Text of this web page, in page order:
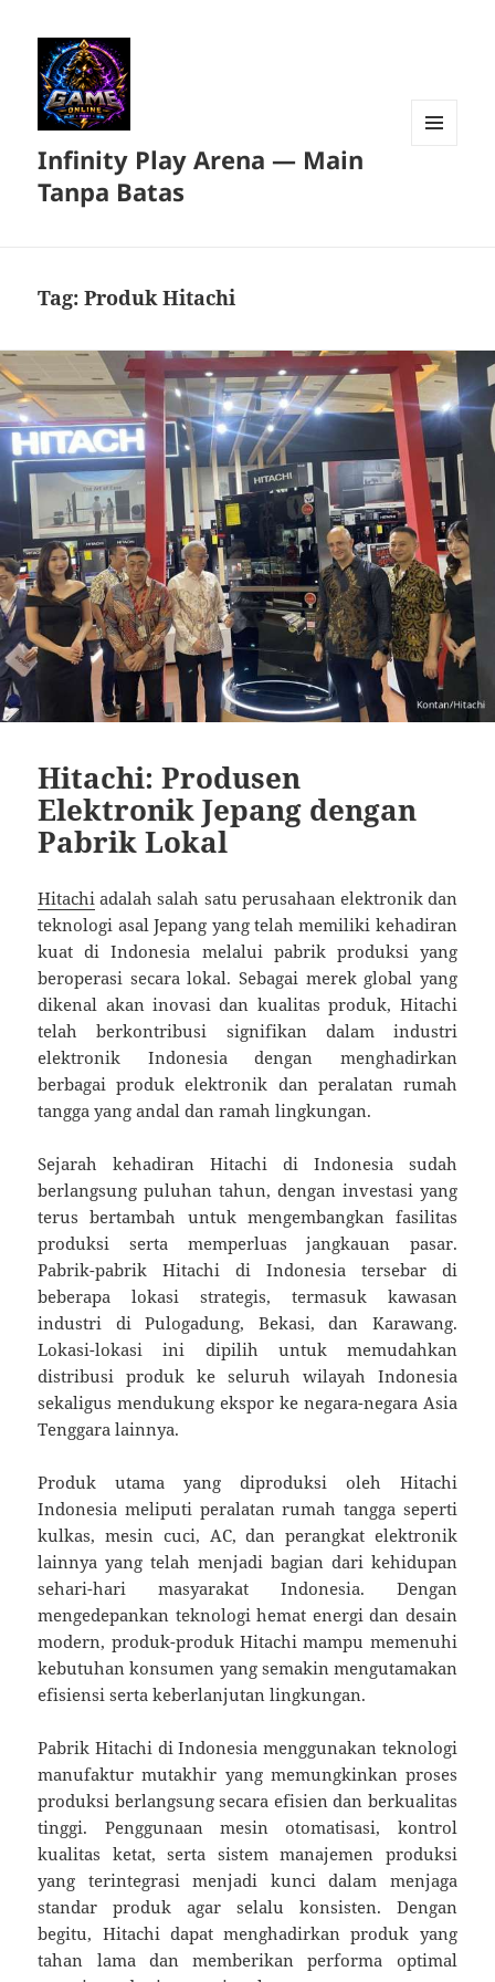
Infinity Play Arena — Main
Tanpa Batas
Tag:Produk Hitachi
Hitachi: Produsen
Elektronik Jepang dengan
Pabrik Lokal
Hitachi adalah salah satu perusahaan elektronik dan
teknologi asal Jepang yang telah memiliki kehadiran
kuat di Indonesia melalui pabrik produksi yang
beroperasi secara lokal. Sebagai merek global yang
dikenal akan inovasi dan kualitas produk, Hitachi
telah berkontribusi signifikan dalam industri
elektronik Indonesia dengan menghadirkan
berbagai produk elektronik dan peralatan rumah
tangga yang andal dan ramah lingkungan.
Sejarah kehadiran Hitachi di Indonesia sudah
berlangsung puluhan tahun, dengan investasi yang
terus bertambah untuk mengembangkan fasilitas
produksi serta memperluas jangkauan pasar.
Pabrik-pabrik Hitachi di Indonesia tersebar di
beberapa lokasi strategis, termasuk kawasan
industri di Pulogadung, Bekasi, dan Karawang.
Lokasi-lokasi ini dipilih untuk memudahkan
distribusi produk ke seluruh wilayah Indonesia
sekaligus mendukung ekspor ke negara-negara Asia
Tenggara lainnya.
Produk utama yang diproduksi oleh Hitachi
Indonesia meliputi peralatan rumah tangga seperti
kulkas, mesin cuci, AC, dan perangkat elektronik
lainnya yang telah menjadi bagian dari kehidupan
sehari-hari masyarakat Indonesia. Dengan
mengedepankan teknologi hemat energi dan desain
modern, produk-produk Hitachi mampu memenuhi
kebutuhan konsumen yang semakin mengutamakan
efisiensi serta keberlanjutan lingkungan.
Pabrik Hitachi di Indonesia menggunakan teknologi
manufaktur mutakhir yang memungkinkan proses
produksi berlangsung secara efisien dan berkualitas
tinggi. Penggunaan mesin otomatisasi, kontrol
kualitas ketat, serta sistem manajemen produksi
yang terintegrasi menjadi kunci dalam menjaga
standar produk agar selalu konsisten. Dengan
begitu, Hitachi dapat menghadirkan produk yang
tahan lama dan memberikan performa optimal